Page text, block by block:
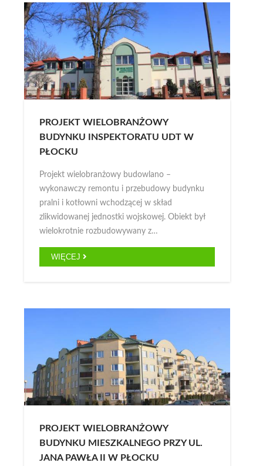
PROJEKT WIELOBRANŻOWY
BUDYNKU INSPEKTORATU UDT W
PŁOCKU
Projekt wielobranżowy budowlano –
wykonawczy remontu i przebudowy budynku
pralni i kotłowni wchodzącej w skład
zlikwidowanej jednostki wojskowej. Obiekt był
wielokrotnie rozbudowywany z…
WIĘCEJ
PROJEKT WIELOBRANŻOWY
BUDYNKU MIESZKALNEGO PRZY UL.
JANA PAWŁA II W PŁOCKU